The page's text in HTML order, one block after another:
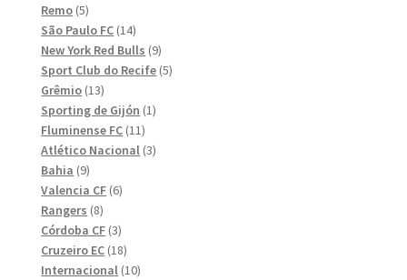
Remo 55
produkter
São Paulo FC 1414
produkter
New York Red Bulls 99
produkter
Sport Club do Recife 55
Grêmio 1313
produkter
Sporting de Gijón 11
Fluminense FC 1111
produkter
Atlético Nacional 33
Bahia 99
produkter
Valencia CF 66
Rangers 88
produkter
Córdoba CF 33
produkter
Cruzeiro EC 1818
produkter
Internacional 1010